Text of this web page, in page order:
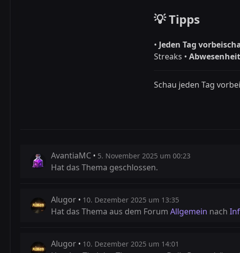
💡 Tipps
• Jeden Tag
Streaks •
Schau jeden Tag
AvantiaMC 5. November 2025 um 00:23
Hat das Thema geschlossen.
Alugor 10. Dezember 2025 um 13:35
Hat das Thema aus dem Forum Allgemein nach
Alugor 10. Dezember 2025 um 14:01